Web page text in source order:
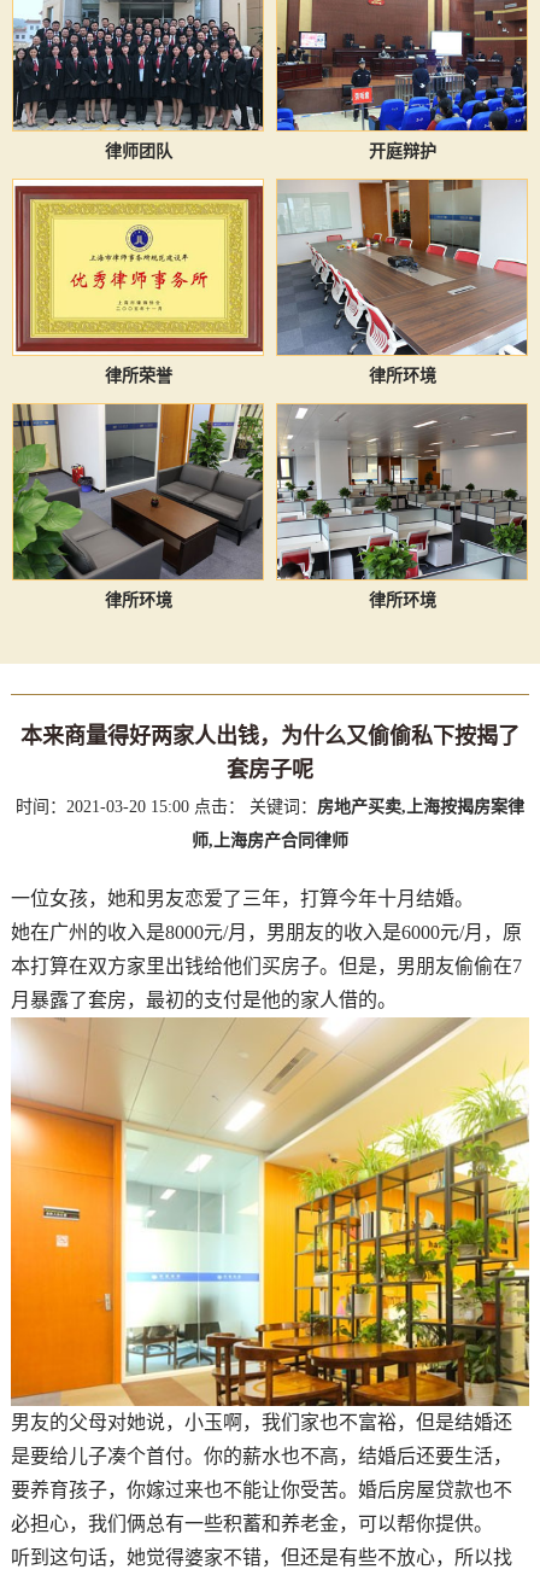
律师团队 开庭辩护
律所荣誉 律所环境
律所环境 律所环境
本来商量得好两家人出钱，为什么又偷偷私下按揭了
套房子呢
时间：2021-03-20 15:00 点击： 关键词： 房地产买卖,上海按揭房案律
师,上海房产合同律师
一位女孩，她和男友恋爱了三年，打算今年十月结婚。
她在广州的收入是8000元/月，男朋友的收入是6000元/月，原
本打算在双方家里出钱给他们买房子。但是，男朋友偷偷在7
月暴露了套房，最初的支付是他的家人借的。
男友的父母对她说，小玉啊，我们家也不富裕，但是结婚还
是要给儿子凑个首付。你的薪水也不高，结婚后还要生活，
要养育孩子，你嫁过来也不能让你受苦。婚后房屋贷款也不
必担心，我们俩总有一些积蓄和养老金，可以帮你提供。
听到这句话，她觉得婆家不错，但还是有些不放心，所以找